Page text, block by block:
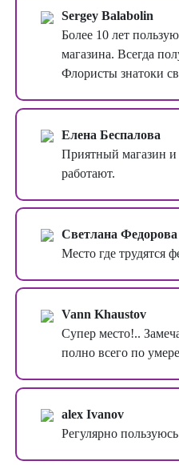
Sergey Balabolin
Более 10 лет
магазина. Всегда
Флористы знатоки
Елена Беспалова
Приятный магазин
работают.
Светлана Федорова
Место где трудятся
Vann Khaustov
Супер место!..
полно всего по
alex Ivanov
Регулярно